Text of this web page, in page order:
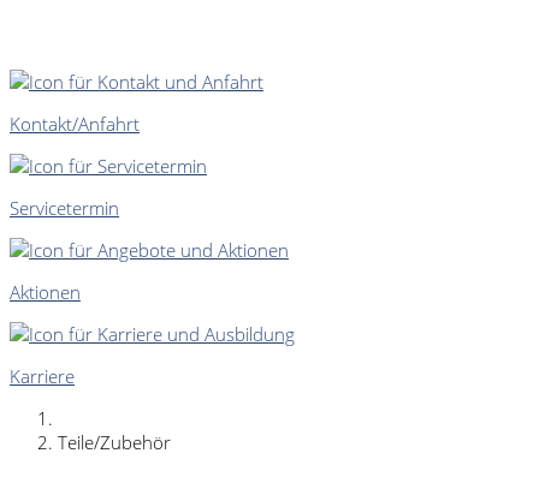
Kontakt/Anfahrt
Servicetermin
Aktionen
Karriere
Teile/Zubehör